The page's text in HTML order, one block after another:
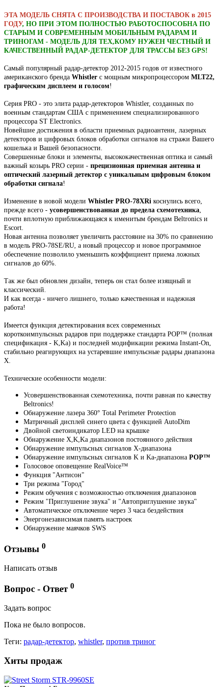
ЭТА МОДЕЛЬ СНЯТА С ПРОИЗВОДСТВА И ПОСТАВОК в 2015
ГОДУ, НО ПРИ ЭТОМ ПОЛНОСТЬЮ РАБОТОСПОСОБНА ПО
СТАРЫМ И СОВРЕМЕННЫМ МОБИЛЬНЫМ РАДАРАМ И
ТРИНОГАМ - МОДЕЛЬ ДЛЯ ТЕХ,КОМУ НУЖЕН ЧЕСТНЫЙ И
КАЧЕСТВЕННЫЙ РАДАР-ДЕТЕКТОР ДЛЯ ТРАССЫ БЕЗ GPS!
Самый популярный радар-детектор 2012-2015 годов от известного
американского бренда Whistler с мощным микропроцессором MLT22,
графическим дисплеем и голосом!
Серия PRO - это элита радар-детекторов Whistler, созданных по
военным стандартам США с применением специализированного
процессора ST Electronics.
Новейшие достижения в области приемных радиоантенн, лазерных
детекторов и цифровых блоков обработки сигналов на стражи Вашего
кошелька и Вашей безопасности.
Совершенные блоки и элементы, высококачественная оптика и самый
важный козырь PRO серии - прецизионная приемная антенна и
оптический лазерный детектор с уникальным цифровым блоком
обработки сигнала!
Изменение в новой модели Whistler PRO-78XRi коснулись всего,
прежде всего - усовершенствованная до предела схемотехника
почти вплотную приближающаяся к именитым брендам Beltronics и
Escort.
Новая антенна позволяет увеличить расстояние на 30% по сравнению
в модель PRO-78SE/RU, а новый процессор и новое программное
обеспечение позволило уменьшить коэффициент приема ложных
сигналов до 60%.
Так же был обновлен дизайн, теперь он стал более изящный и
классический.
И как всегда - ничего лишнего, только качественная и надежная
работа!
Имеется функция детектирования всех современных
короткоимпульсных радаров при поддержке стандарта POP™ (полная
спецификация - K,Ka) и последней модификации режима Instant-On,
стабильно реагирующих на устаревшие импульсные радары диапазона
X.
Технические особенности модели:
Усовершенствованная схемотехника, почти равная по качеству
Beltronics!
Обнаружение лазера 360° Total Perimeter Protection
Матричный дисплей синего цвета с функцией AutoDim
Двойной светоиндикатор LED на крышке
Обнаружение X,K,Ka диапазонов постоянного действия
Обнаружение импульсных сигналов X-диапазона
Обнаружение импульсных сигналов K и Ka-диапазона POP™
Голосовое оповещение RealVoice™
Функция "Антисон"
Три режима "Город"
Режим обучения с возможностью отключения диапазонов
Режим "Приглушение звука" и "Автоприглушение звука"
Автоматическое отключение через 3 часа бездействия
Энергонезависимая память настроек
Обнаружение маячков SWS
Отзывы 0
Написать отзыв
Вопрос - Ответ 0
Задать вопрос
Пока не было вопросов.
Теги: радар-детектор, whistler, против триног
Хиты продаж